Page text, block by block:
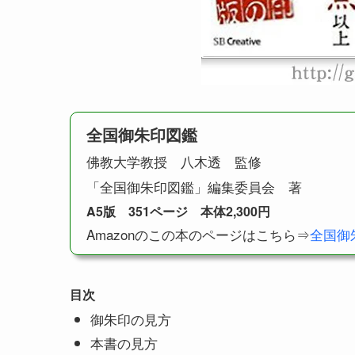
全国御朱印図鑑
佛教大学教授 八木透 監修
「全国御朱印図鑑」編集委員会 著
A5版 351ページ 本体2,300円
Amazonのこの本のページはこちら⇒全国御
目次
御朱印の見方
本書の見方